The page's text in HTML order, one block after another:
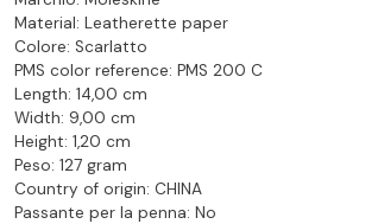
Material: Leatherette paper
Colore: Scarlatto
PMS color reference: PMS 200 C
Length: 14,00 cm
Width: 9,00 cm
Height: 1,20 cm
Peso: 127 gram
Country of origin: CHINA
Passante per la penna: No